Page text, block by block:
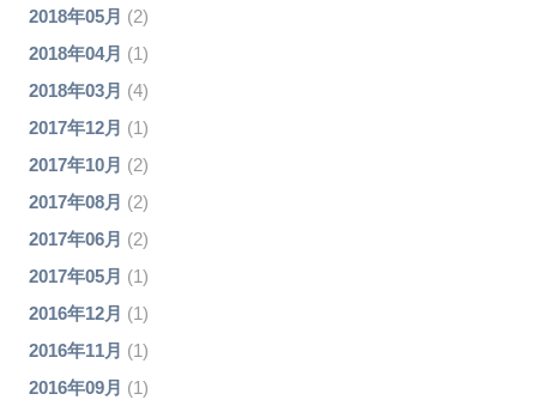
2018年05月 (2)
2018年04月 (1)
2018年03月 (4)
2017年12月 (1)
2017年10月 (2)
2017年08月 (2)
2017年06月 (2)
2017年05月 (1)
2016年12月 (1)
2016年11月 (1)
2016年09月 (1)